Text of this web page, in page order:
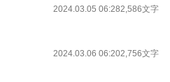
2024.03.05 06:282,586文字
2024.03.06 06:202,756文字